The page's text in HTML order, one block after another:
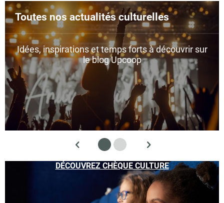
Toutes nos actualités culturelles
Idées, inspirations et temps forts à découvrir sur
le blog Upcoop
DÉCOUVREZ CHÈQUE CULTURE